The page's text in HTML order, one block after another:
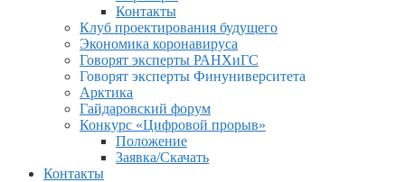
Контакты
Клуб проектирования будущего
Экономика коронавируса
Говорят эксперты РАНХиГС
Говорят эксперты Финуниверситета
Арктика
Гайдаровский форум
Конкурс «Цифровой прорыв»
Положение
Заявка/Скачать
Контакты